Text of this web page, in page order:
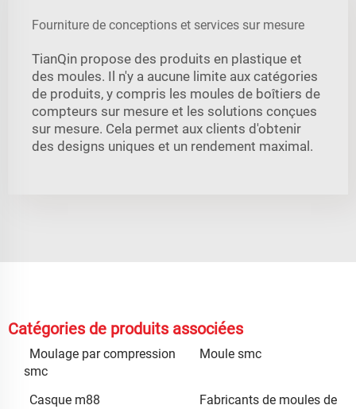
Fourniture de conceptions et services sur mesure
TianQin propose des produits en plastique et
des moules. Il n'y a aucune limite aux catégories
de produits, y compris les moules de boîtiers de
compteurs sur mesure et les solutions conçues
sur mesure. Cela permet aux clients d'obtenir
des designs uniques et un rendement maximal.
Catégories de produits associées
Moulage par compression
smc
Moule smc
Casque m88
Fabricants de moules de